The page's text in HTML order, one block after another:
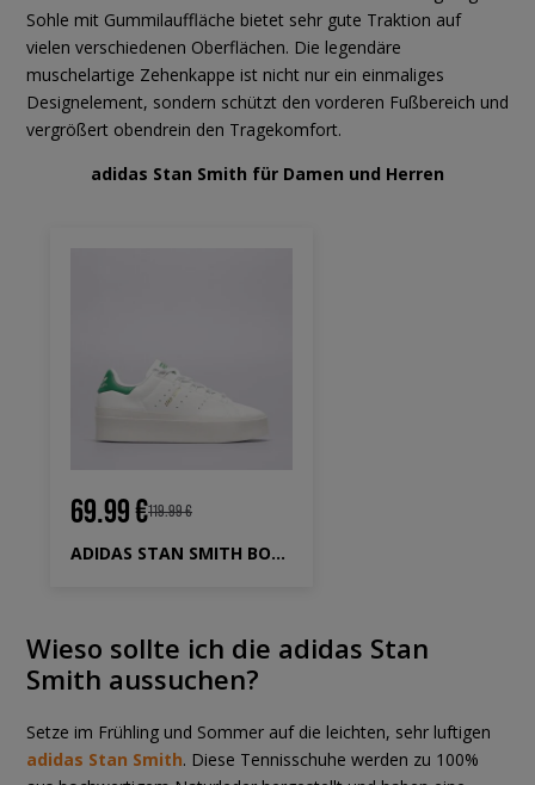
Sohle mit Gummilauffläche bietet sehr gute Traktion auf
vielen verschiedenen Oberflächen. Die legendäre
muschelartige Zehenkappe ist nicht nur ein einmaliges
Designelement, sondern schützt den vorderen Fußbereich und
vergrößert obendrein den Tragekomfort.
adidas Stan Smith für Damen und Herren
69.99 €119.99 €
ADIDAS STAN SMITH BONEGA W
Wieso sollte ich die adidas Stan
Smith aussuchen?
Setze im Frühling und Sommer auf die leichten, sehr luftigen
adidas Stan Smith. Diese Tennisschuhe werden zu 100%